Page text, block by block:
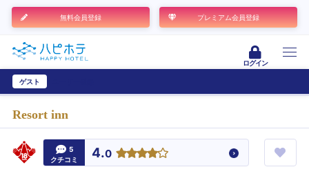
無料会員登録 プレミアム会員登録
ログイン
ゲスト
Resort inn
5
クチコミ
4.0